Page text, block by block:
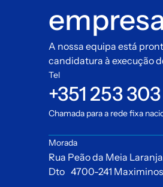
A nossa equipa está
candidatura à execução
Tel
+351 253
Chamada para a rede fixa
Morada
Rua Peão da Meia Laranja
Dto 4700-241